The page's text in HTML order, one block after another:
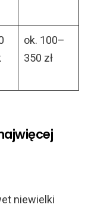
ok. 100–
350 zł
niewielki